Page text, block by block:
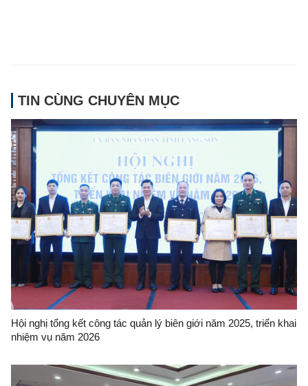
TIN CÙNG CHUYÊN MỤC
Hội nghị tổng kết công tác quản lý biên giới năm 2025, triển khai
nhiệm vụ năm 2026